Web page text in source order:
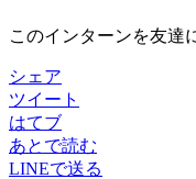
このインターンを友達
シェア
ツイート
はてブ
あとで読む
LINEで送る